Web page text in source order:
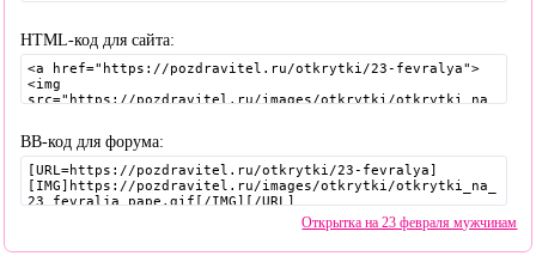
HTML-код для сайта:
BB-код для форума:
Открытка на 23 февраля мужчинам